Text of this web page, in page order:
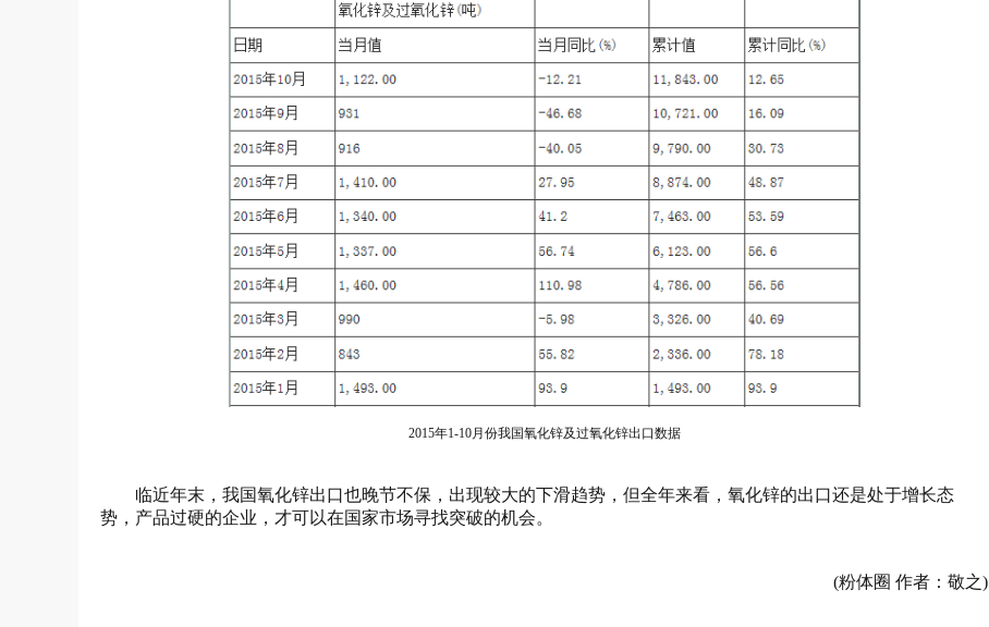
2015年1-10月份我国氧化锌及过氧化锌出口数据
临近年末，我国氧化锌出口也晚节不保，出现较大的下滑趋势，但全年来看，氧化锌的出口还是处于增长态
势，产品过硬的企业，才可以在国家市场寻找突破的机会。
(粉体圈 作者：敬之)